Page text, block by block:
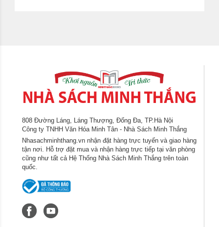
thoát khỏi những cám dỗ, dối gian...
808 Đường Láng, Láng Thượng, Đống Đa, TP.Hà Nội
Công ty TNHH Văn Hóa Minh Tân - Nhà Sách Minh Thắng
Nhasachminhthang.vn nhận đặt hàng trực tuyến và giao hàng
tận nơi. Hỗ trợ đặt mua và nhận hàng trực tiếp tại văn phòng
cũng như tất cả Hệ Thống Nhà Sách Minh Thắng trên toàn
quốc.